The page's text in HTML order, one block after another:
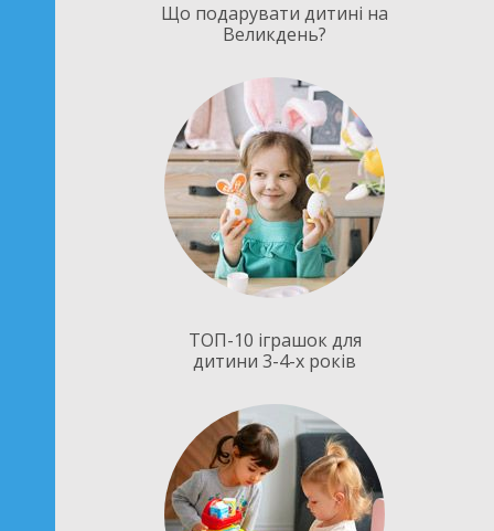
Що подарувати дитині на
Великдень?
ТОП-10 іграшок для
дитини 3-4-х років